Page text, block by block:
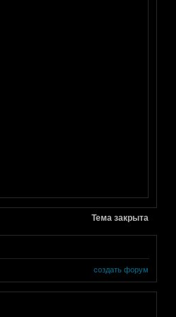
Тема закрыта
создать форум